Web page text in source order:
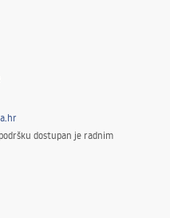
dostupan je radnim